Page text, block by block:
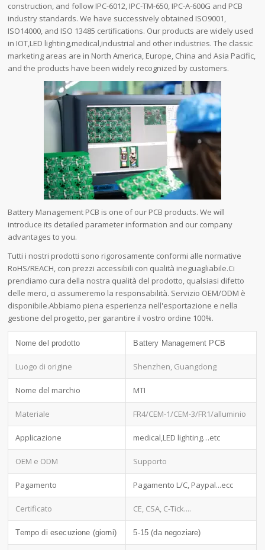
construction, and follow IPC-6012, IPC-TM-650, IPC-A-600G and PCB
industry standards. We have successively obtained ISO9001,
ISO14000, and ISO 13485 certifications. Our products are widely used
in IOT,LED lighting,medical,industrial and other industries. The classic
marketing areas are in North America, Europe, China and Asia Pacific,
and the products have been widely recognized by customers.
Battery Management PCB is one of our PCB products. We will
introduce its detailed parameter information and our company
advantages to you.
Tutti i nostri prodotti sono rigorosamente conformi alle normative
RoHS/REACH, con prezzi accessibili con qualità ineguagliabile.Ci
prendiamo cura della nostra qualità del prodotto, qualsiasi difetto
delle merci, ci assumeremo la responsabilità. Servizio OEM/ODM è
disponibile.Abbiamo piena esperienza nell'esportazione e nella
gestione del progetto, per garantire il vostro ordine 100%.
Nome del prodotto Battery Management PCB
Luogo di origine Shenzhen, Guangdong
Nome del marchio MTI
Materiale FR4/CEM-1/CEM-3/FR1/alluminio
Applicazione medical,LED lighting…etc
OEM e ODM Supporto
Pagamento Pagamento L/C, Paypal...ecc
Certificato CE, CSA, C-Tick....
Tempo di esecuzione (giorni) 5-15 (da negoziare)